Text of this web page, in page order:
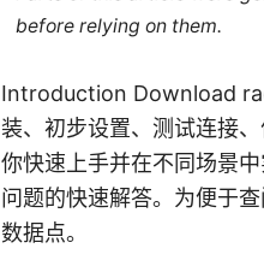
before relying on them.
Introduction Download
装、初步设置、测试连接
你快速上手并在不同场景
问题的快速解答。为便于
数据点。